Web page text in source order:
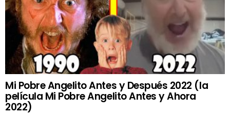
Mi Pobre Angelito Antes y Después 2022 (la
película Mi Pobre Angelito Antes y Ahora
2022)